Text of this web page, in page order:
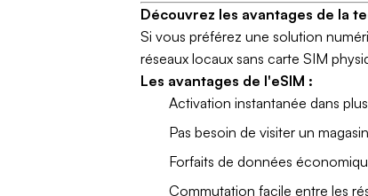
Découvrez les avantages de la
Si vous préférez une solution
réseaux locaux sans carte SIM
Les avantages de l'eSIM :
Activation instantanée dans
Pas besoin de visiter un
Forfaits de données
Commutation facile entre les